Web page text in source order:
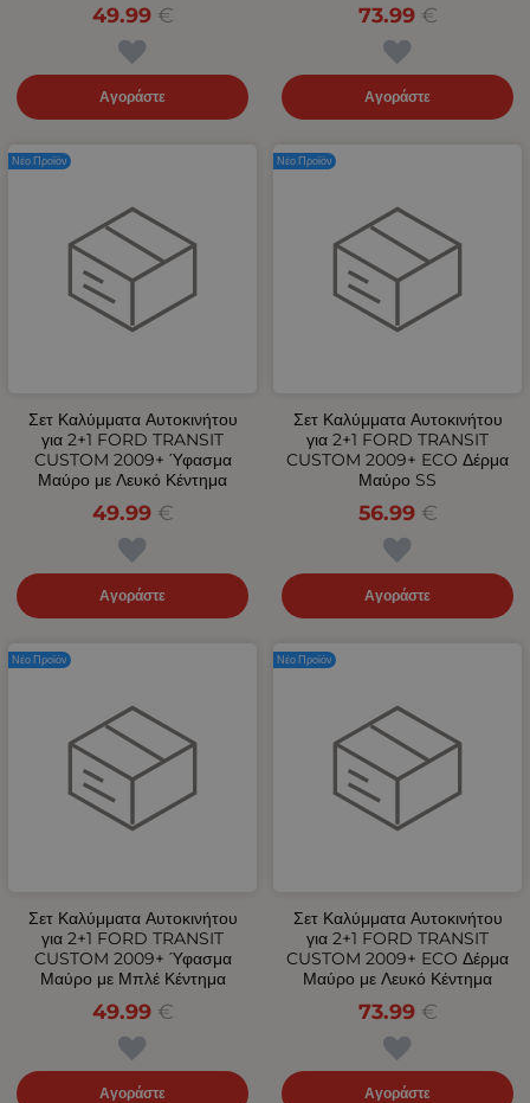
49.99 €
Αγοράστε
73.99 €
Αγοράστε
Σετ Καλύμματα Αυτοκινήτου
για 2+1 FORD TRANSIT
CUSTOM 2009+ Ύφασμα
Μαύρο με Λευκό Κέντημα
49.99 €
Αγοράστε
Νέο Προϊόν
Σετ Καλύμματα Αυτοκινήτου
για 2+1 FORD TRANSIT
CUSTOM 2009+ ECO Δέρμα
Μαύρο SS
56.99 €
Αγοράστε
Νέο Προϊόν
Σετ Καλύμματα Αυτοκινήτου
για 2+1 FORD TRANSIT
CUSTOM 2009+ Ύφασμα
Μαύρο με Μπλέ Κέντημα
49.99 €
Αγοράστε
Νέο Προϊόν
Σετ Καλύμματα Αυτοκινήτου
για 2+1 FORD TRANSIT
CUSTOM 2009+ ECO Δέρμα
Μαύρο με Λευκό Κέντημα
73.99 €
Αγοράστε
Νέο Προϊόν